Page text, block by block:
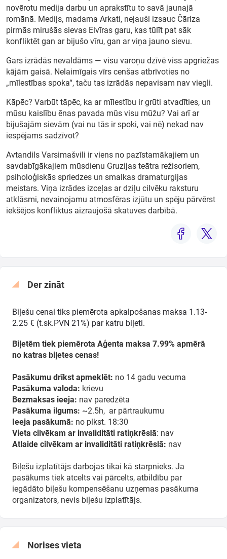
novērotu medija darbu un aprakstītu to savā jaunajā
romānā. Medijs, madama Arkati, nejauši izsauc Čārlza
pirmās mirušās sievas Elvīras garu, kas tūlīt pat sāk
konfliktēt gan ar bijušo vīru, gan ar viņa jauno sievu.
Gars izrādās nevaldāms — visu varoņu dzīvē viss apgriežas
kājām gaisā. Nelaimīgais vīrs cenšas atbrīvoties no
„mīlestības spoka“, taču tas izrādās nepavisam nav viegli.
Kāpēc? Varbūt tāpēc, ka ar mīlestību ir grūti atvadīties, un
mūsu kaislību ēnas pavada mūs visu mūžu? Vai arī ar
bijušajām sievām (vai nu tās ir spoki, vai nē) nekad nav
iespējams sadzīvot?
Avtandils Varsimašvili ir viens no pazīstamākajiem un
savdabīgākajiem mūsdienu Gruzijas teātra režisoriem,
psiholoģiskās spriedzes un smalkas dramaturgijas
meistars. Viņa izrādes izceļas ar dziļu cilvēku raksturu
atklāsmi, nevainojamu atmosfēras izjūtu un spēju pārvērst
iekšējos konfliktus aizraujošā skatuves darbībā.
Der zināt
Biļešu cenai tiks piemērota apkalpošanas maksa 1.13-
2.25 € (t.sk.PVN 21%) par katru biļeti.
Biļetēm tiek piemērota Aģenta maksa 7.99% apmērā
no katras biļetes cenas!
Pasākumu drīkst apmeklēt: no 14 gadu vecuma
Pasākuma valoda: krievu
Bezmaksas ieeja: nav paredzēta
Pasākuma ilgums: ~2.5h, ar pārtraukumu
Ieeja pasākumā: no plkst. 18:30
Vieta cilvēkam ar invaliditāti ratiņkrēslā: nav
Atlaide cilvēkam ar invaliditāti ratiņkrēslā: nav
Biļešu izplatītājs darbojas tikai kā starpnieks. Ja
pasākums tiek atcelts vai pārcelts, atbildību par
iegādāto biļešu kompensēšanu uzņemas pasākuma
organizators, nevis biļešu izplatītājs.
Norises vieta